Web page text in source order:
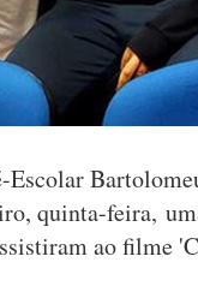
quinta-feira,
ao filme